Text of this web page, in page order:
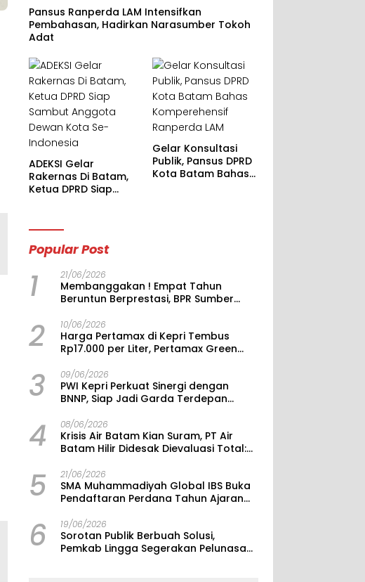
Pansus Ranperda LAM Intensifkan
Pembahasan, Hadirkan Narasumber Tokoh
Adat
ADEKSI Gelar
Rakernas Di Batam,
Ketua DPRD Siap
Indonesia
Gelar Konsultasi
Publik, Pansus DPRD
Kota Batam Bahas
Popular Post
1 21/06/2026
Membanggakan ! Empat Tahun
Beruntun Berprestasi, BPR Sumber
Duduki Posisi 26 Terbaik Nasional
2 10/06/2026
Harga Pertamax di Kepri Tembus
Rp17.000 per Liter, Pertamax Green
3 09/06/2026
PWI Kepri Perkuat Sinergi dengan
BNNP, Siap Jadi Garda Terdepan
4 08/06/2026
Krisis Air Batam Kian Suram, PT Air
Batam Hilir Didesak Dievaluasi Total:
Berulang
5 21/06/2026
SMA Muhammadiyah Global IBS Buka
Pendaftaran Perdana Tahun Ajaran
6 19/06/2026
Sorotan Publik Berbuah Solusi,
Pemkab Lingga Segerakan Pelunasan